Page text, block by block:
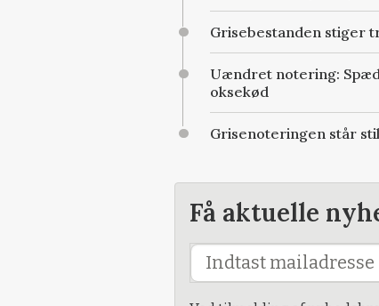
Grisebestanden stiger
Uændret notering:
oksekød
Grisenoteringen står
Få aktuelle